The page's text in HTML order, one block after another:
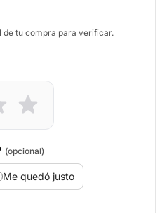
de tu compra para verificar.
(opcional)
Me quedó justo